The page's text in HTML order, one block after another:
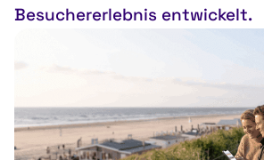
Besuchererlebnis entwickelt.